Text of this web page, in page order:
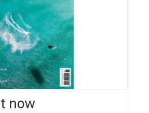
now